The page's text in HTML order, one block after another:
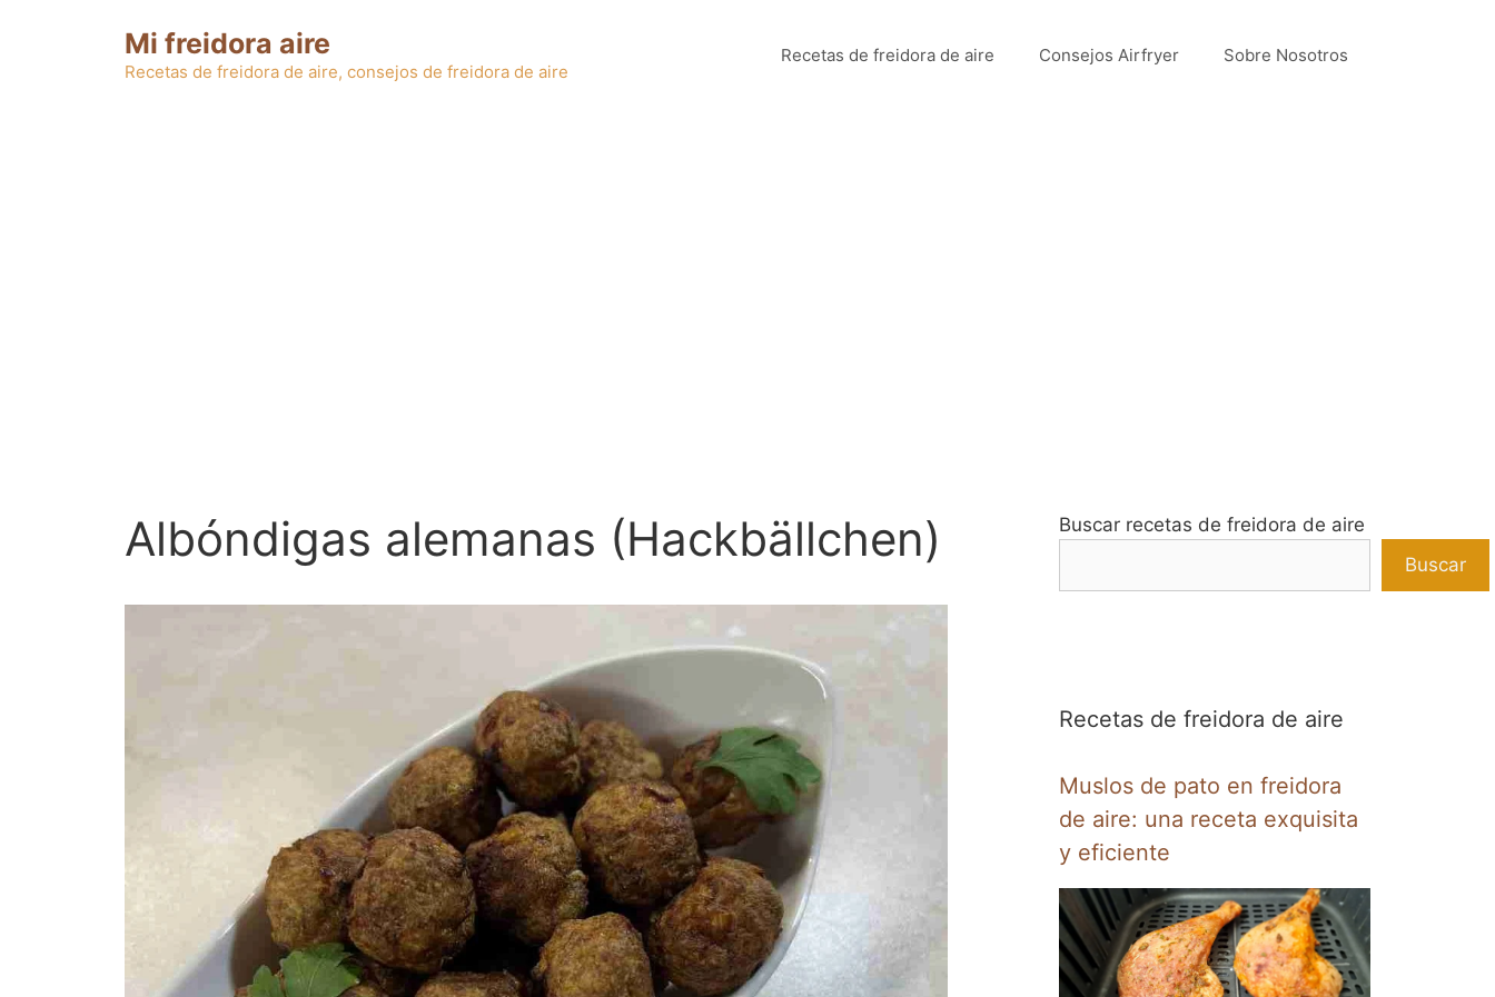
Mi freidora aire
Recetas de freidora de aire, consejos de freidora de aire
Recetas de freidora de aire Consejos Airfryer Sobre Nosotros
Albóndigas alemanas (Hackbällchen)
Buscar recetas de freidora de aire
Buscar
Recetas de freidora de aire
Muslos de pato en freidora
de aire: una receta exquisita
y eficiente